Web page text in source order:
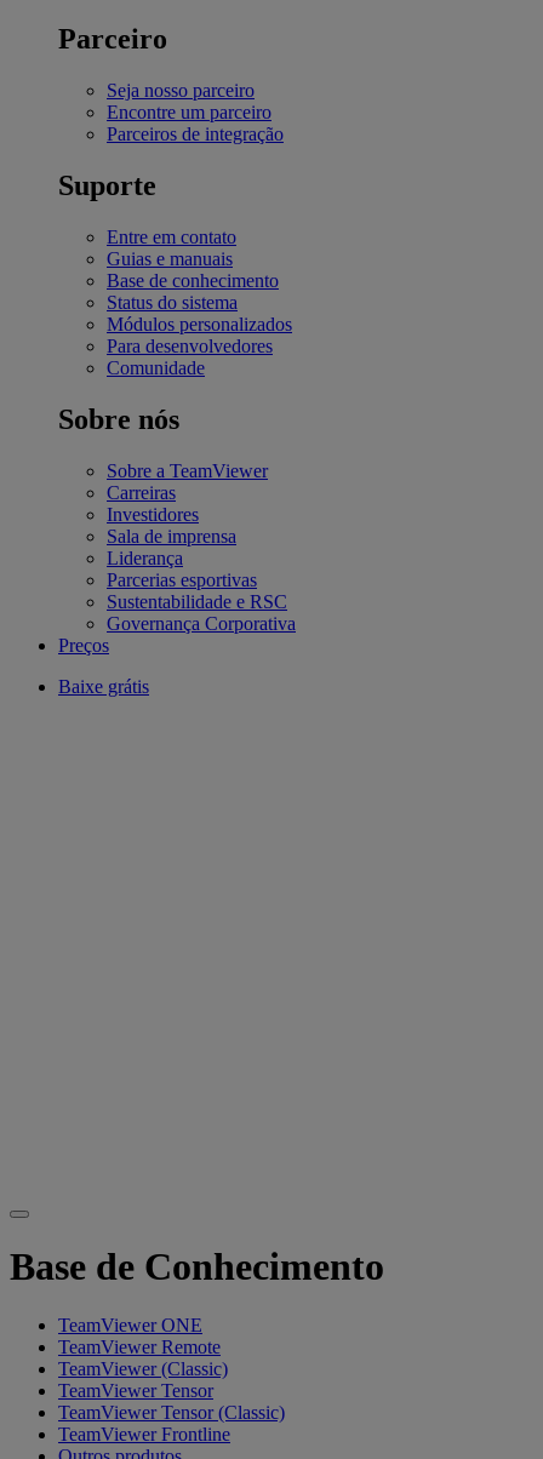
Parceiro
Seja nosso parceiro
Encontre um parceiro
Parceiros de integração
Suporte
Entre em contato
Guias e manuais
Base de conhecimento
Status do sistema
Módulos personalizados
Para desenvolvedores
Comunidade
Sobre nós
Sobre a TeamViewer
Carreiras
Investidores
Sala de imprensa
Liderança
Parcerias esportivas
Sustentabilidade e RSC
Governança Corporativa
Preços
Baixe grátis
Base de Conhecimento
TeamViewer ONE
TeamViewer Remote
TeamViewer (Classic)
TeamViewer Tensor
TeamViewer Tensor (Classic)
TeamViewer Frontline